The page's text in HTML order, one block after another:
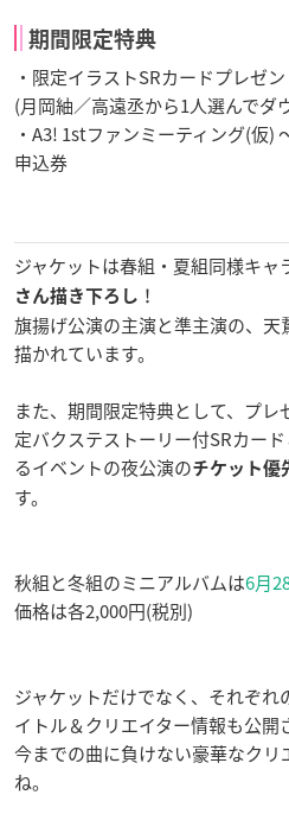
期間限定特典
・限定イラストSRカードプレゼン
(月岡紬／高遠丞から1人選んでダ
・A3! 1stファンミーティング(仮)
申込券
ジャケットは春組・夏組同様キャ
さん描き下ろし ！
旗揚げ公演の主演と準主演の、
描かれています。
また、期間限定特典として、プレ
定バクステストーリー付SRカー
るイベントの夜公演のチケット優
す。
秋組と冬組のミニアルバムは6月
価格は各2,000円(税別)
ジャケットだけでなく、それぞれ
イトル＆クリエイター情報も公開
今までの曲に負けない豪華なクリ
ね。